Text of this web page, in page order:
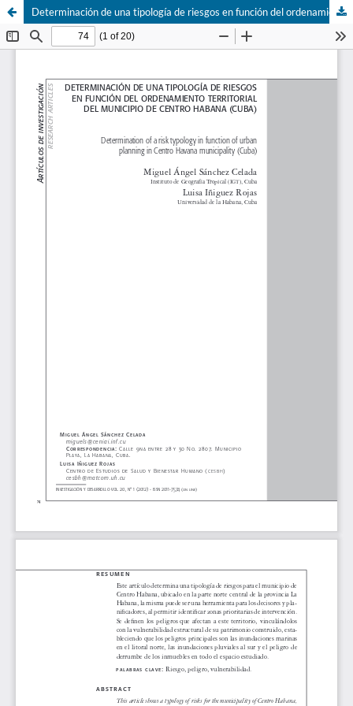
Determinación de una tipología de riesgos en función del ordenamiento territorial del municipio de Centro Habana